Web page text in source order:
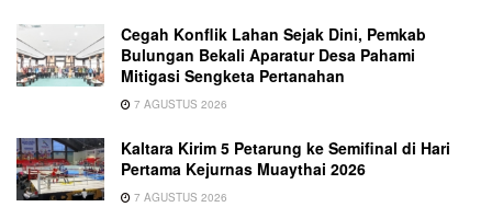
Cegah Konflik Lahan Sejak Dini, Pemkab
Bulungan Bekali Aparatur Desa Pahami
Mitigasi Sengketa Pertanahan
7 AGUSTUS 2026
Kaltara Kirim 5 Petarung ke Semifinal di Hari
Pertama Kejurnas Muaythai 2026
7 AGUSTUS 2026